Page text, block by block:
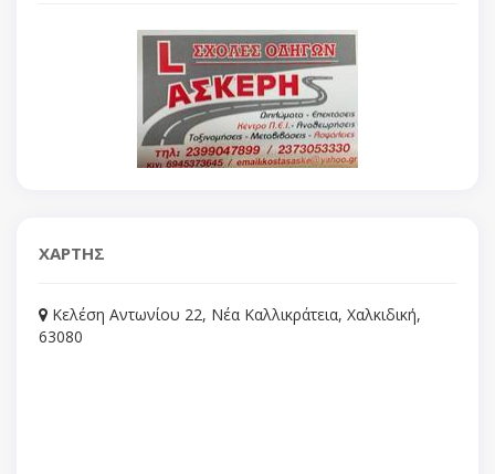
ΧΑΡΤΗΣ
Κελέση Αντωνίου 22, Νέα Καλλικράτεια, Χαλκιδική,
63080